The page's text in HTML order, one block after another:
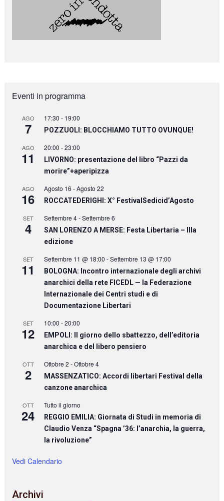
Eventi in programma
AGO
7
17:30 - 19:00
POZZUOLI: BLOCCHIAMO TUTTO OVUNQUE!
AGO
11
20:00 -23:00
LIVORNO: presentazione del libro “Pazzi da
morire”+aperipizza
AGO
16
Agosto 16 -Agosto 22
ROCCATEDERIGHI: X° FestivalSedicid’Agosto
SET
4
Settembre 4-Settembre 6
SAN LORENZO A MERSE: Festa Libertaria – IIIa
edizione
SET
11
Settembre 11 @ 18:00 -Settembre 13 @ 17:00
BOLOGNA: Incontro internazionale degli archivi
anarchici della rete FICEDL — la Federazione
Internazionale dei Centri studi e di
Documentazione Libertari
SET
12
10:00 -20:00
EMPOLI: Il giorno dello sbattezzo, dell’editoria
anarchica e del libero pensiero
OTT
2
Ottobre 2 -Ottobre 4
MASSENZATICO: Accordi libertari Festival della
canzone anarchica
OTT
24
Tutto il giorno
REGGIO EMILIA: Giornata di Studi in memoria di
Claudio Venza “Spagna ’36: l’anarchia, la guerra,
la rivoluzione”
Vedi Calendario
Archivi